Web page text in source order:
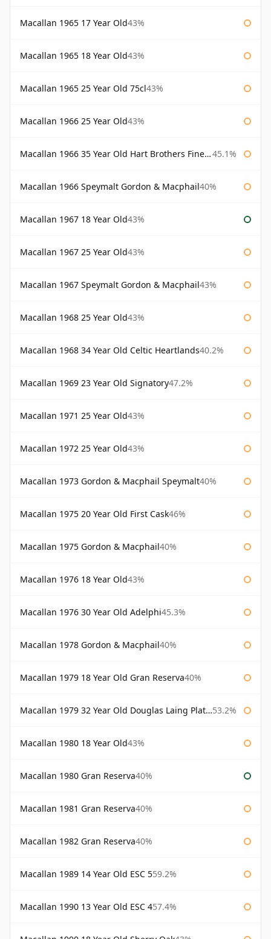
Macallan 1965 17 Year Old43%
Macallan 1965 18 Year Old43%
Macallan 1965 25 Year Old 75cl43%
Macallan 1966 25 Year Old43%
Macallan 1966 35 Year Old Hart Brothers Finest Collection 45.1%
Macallan 1966 Speymalt Gordon & Macphail40%
Macallan 1967 18 Year Old43%
Macallan 1967 25 Year Old43%
Macallan 1967 Speymalt Gordon & Macphail43%
Macallan 1968 25 Year Old43%
Macallan 1968 34 Year Old Celtic Heartlands40.2%
Macallan 1969 23 Year Old Signatory47.2%
Macallan 1971 25 Year Old43%
Macallan 1972 25 Year Old43%
Macallan 1973 Gordon & Macphail Speymalt40%
Macallan 1975 20 Year Old First Cask46%
Macallan 1975 Gordon & Macphail40%
Macallan 1976 18 Year Old43%
Macallan 1976 30 Year Old Adelphi45.3%
Macallan 1978 Gordon & Macphail40%
Macallan 1979 18 Year Old Gran Reserva40%
Macallan 1979 32 Year Old Douglas Laing Platinum Platinum Selection 53.2%
Macallan 1980 18 Year Old43%
Macallan 1980 Gran Reserva40%
Macallan 1981 Gran Reserva40%
Macallan 1982 Gran Reserva40%
Macallan 1989 14 Year Old ESC 559.2%
Macallan 1990 13 Year Old ESC 457.4%